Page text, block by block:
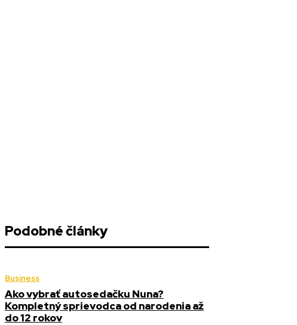
Podobné články
Business
Ako vybrať autosedačku Nuna?
Kompletný sprievodca od narodenia až
do 12 rokov